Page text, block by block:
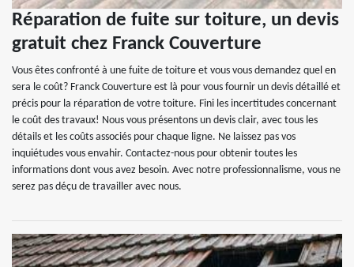
Réparation de fuite sur toiture, un devis
gratuit chez Franck Couverture
Vous êtes confronté à une fuite de toiture et vous vous demandez quel en
sera le coût? Franck Couverture est là pour vous fournir un devis détaillé et
précis pour la réparation de votre toiture. Fini les incertitudes concernant
le coût des travaux! Nous vous présentons un devis clair, avec tous les
détails et les coûts associés pour chaque ligne. Ne laissez pas vos
inquiétudes vous envahir. Contactez-nous pour obtenir toutes les
informations dont vous avez besoin. Avec notre professionnalisme, vous ne
serez pas déçu de travailler avec nous.